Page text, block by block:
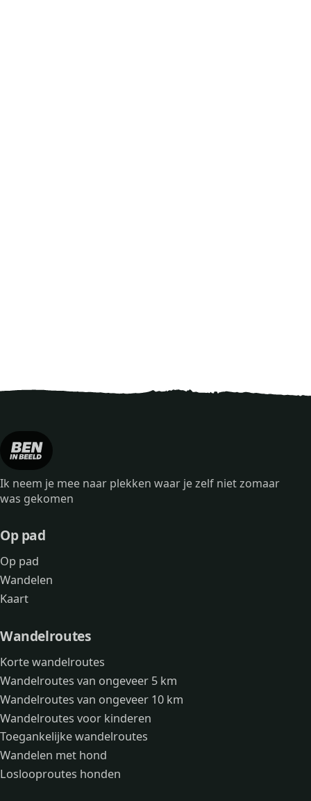
Ik neem je mee naar plekken waar je zelf niet zomaar
was gekomen
Op pad
Op pad
Wandelen
Kaart
Wandelroutes
Korte wandelroutes
Wandelroutes van ongeveer 5 km
Wandelroutes van ongeveer 10 km
Wandelroutes voor kinderen
Toegankelijke wandelroutes
Wandelen met hond
Loslooproutes honden